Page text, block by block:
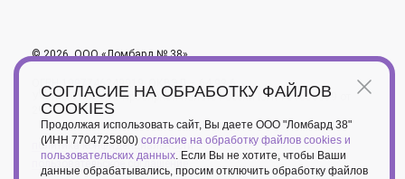
© 2026, ООО «Ломбард № 38»
Учетный номер в Пробирной палате России ЮЛ7701608099 от
29.05.2019
политика конфиденциальности
пользовательское соглашение
СОГЛАСИЕ НА ОБРАБОТКУ ФАЙЛОВ
COOKIES
Продолжая использовать сайт, Вы даете ООО "Ломбард 38"
(ИНН 7704725800) согласие на обработку файлов cookies и
пользовательских данных. Если Вы не хотите, чтобы Ваши
данные обрабатывались, просим отключить обработку файлов